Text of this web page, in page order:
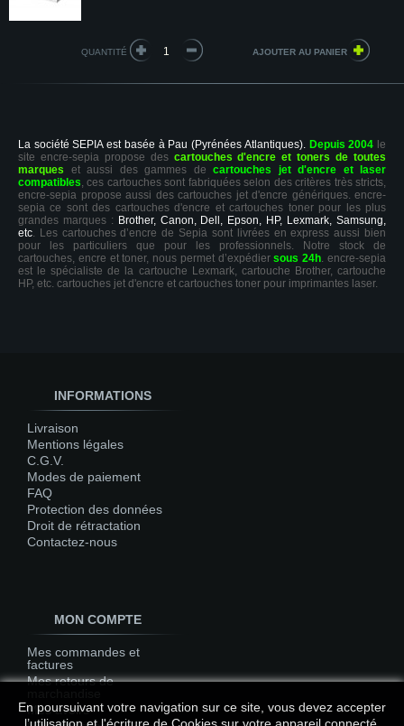
QUANTITÉ
La société SEPIA est basée à Pau (Pyrénées Atlantiques). Depuis 2004 le
site encre-sepia propose des cartouches d'encre et toners de toutes
marques et aussi des gammes de cartouches jet d'encre et laser
compatibles, ces cartouches sont fabriquées selon des critères très stricts,
encre-sepia propose aussi des cartouches jet d'encre génériques. encre-
sepia ce sont des cartouches d'encre et cartouches toner pour les plus
grandes marques : Brother, Canon, Dell, Epson, HP, Lexmark, Samsung,
etc. Les cartouches d’encre de Sepia sont livrées en express aussi bien
pour les particuliers que pour les professionnels. Notre stock de
cartouches, encre et toner, nous permet d’expédiersous 24h. encre-sepia
est le spécialiste de la cartouche Lexmark, cartouche Brother, cartouche
HP, etc. cartouches jet d'encre et cartouches toner pour imprimantes laser.
INFORMATIONS
Livraison
Mentions légales
C.G.V.
Modes de paiement
FAQ
Protection des données
Droit de rétractation
Contactez-nous
MON COMPTE
Mes commandes et
factures
Mes retours de
Mes avoirs
En poursuivant votre navigation sur ce site, vous devez accepter